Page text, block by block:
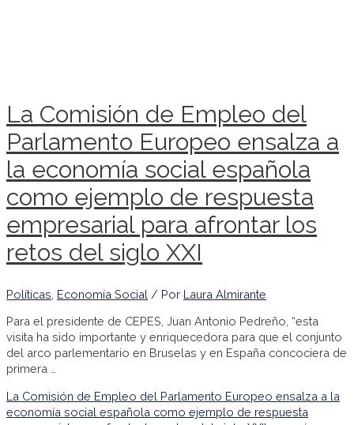
La Comisión de Empleo del
Parlamento Europeo ensalza a
la economía social española
como ejemplo de respuesta
empresarial para afrontar los
retos del siglo XXI
Políticas Economía Social / Por Laura Almirante
Para el presidente de CEPES, Juan Antonio Pedreño, “esta
visita ha sido importante y enriquecedora para que el conjunto
del arco parlementario en Bruselas y en España concociera de
primera …
La Comisión de Empleo del Parlamento Europeo ensalza a la
economía social española como ejemplo de respuesta